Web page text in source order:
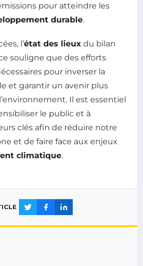
pour atteindre les
durable.
l’état des lieux du bilan
souligne que des efforts
pour inverser la
et garantir un avenir plus
Il est essentiel
le public et à
clés afin de réduire notre
et de faire face aux enjeux
climatique.